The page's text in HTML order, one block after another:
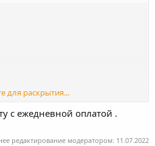
для связи.
для раскрытия...
с ежедневной оплатой .
редактирование модератором: 11.07.2022